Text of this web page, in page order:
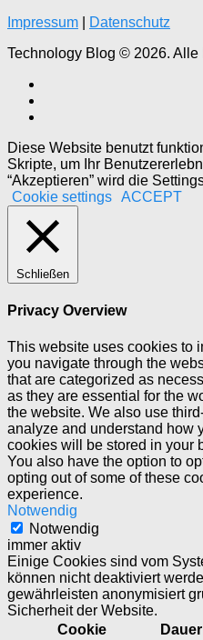
Impressum
Datenschutz
Technology Blog © 2026. Alle
Diese Website benutzt
Skripte, um Ihr
“Akzeptieren” wird die
Cookie settings ACCEPT
Schließen
Privacy Overview
This website uses cookies to
you navigate through the
that are categorized as
as they are essential for the
the website. We also use
analyze and understand how
cookies will be stored in your
You also have the option to
opting out of some of these
experience.
Notwendig
Notwendig
immer aktiv
Einige Cookies sind vom
können nicht deaktiviert
gewährleisten anonymisiert
Sicherheit der Website.
Cookie
Dauer